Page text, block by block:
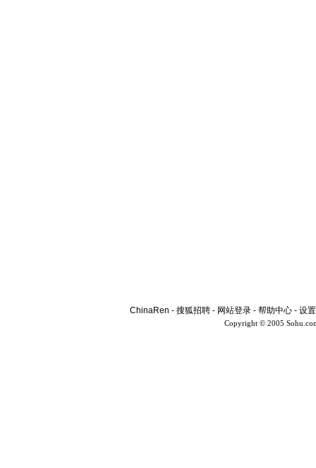
ChinaRen - 搜狐招聘 - 网站登录 - 帮助中心 - 设
Copyright © 2005